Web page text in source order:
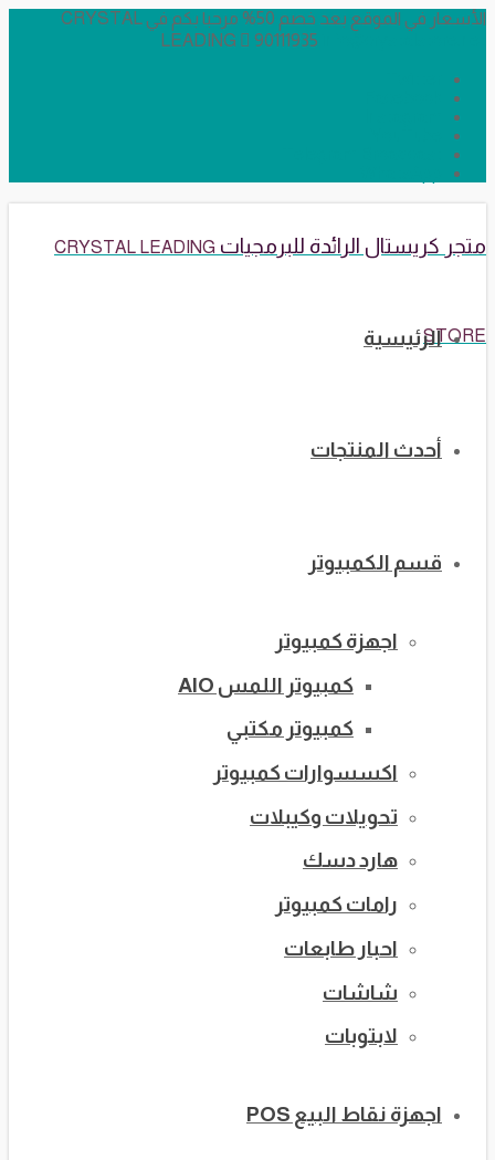
الأسعار في الموقع بعد خصم 50% مرحبا بكم في CRYSTAL
LEADING
90111935
متجر كريستال الرائدة للبرمجيات CRYSTAL LEADING
STOREالرئيسية
أحدث المنتجات
قسم الكمبيوتر
اجهزة كمبيوتر
كمبيوتر اللمس AIO
كمبيوتر مكتبي
اكسسوارات كمبيوتر
تحويلات وكيبلات
هارد دسك
رامات كمبيوتر
احبار طابعات
شاشات
لابتوبات
اجهزة نقاط البيع POS